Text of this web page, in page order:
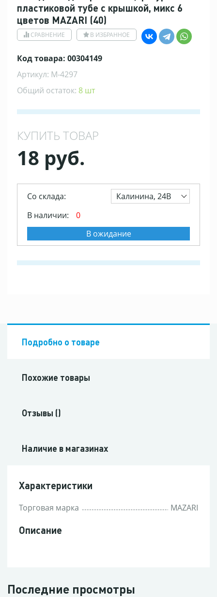
пластиковой тубе с крышкой, микс 6
цветов MAZARI (40)
СРАВНЕНИЕ В ИЗБРАННОЕ
Код товара: 00304149
Артикул: M-4297
Общий остаток: 8 шт
КУПИТЬ ТОВАР
18 руб.
Со склада:
Калинина, 24В
В наличии:
0
В ожидание
Подробно о товаре
Похожие товары
Отзывы ()
Наличие в магазинах
Характеристики
Торговая марка MAZARI
Описание
Последние просмотры